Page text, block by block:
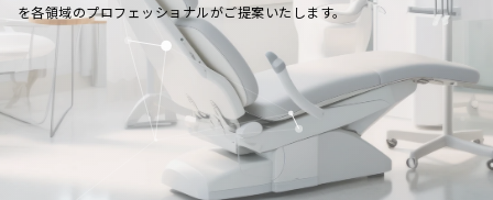
を各領域のプロフェッショナルがご提案いたします。